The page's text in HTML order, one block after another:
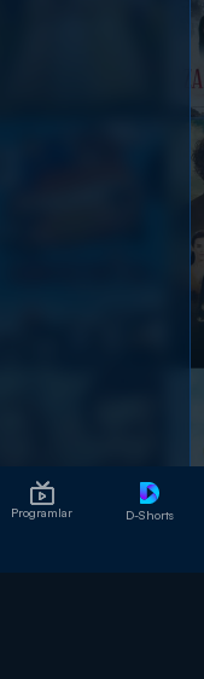
Programlar D-Shorts